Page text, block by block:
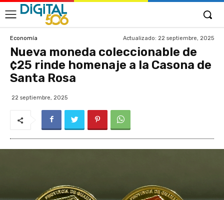
Economía Actualizado: 22 septiembre, 2025
Nueva moneda coleccionable de
¢25 rinde homenaje a la Casona de
Santa Rosa
22 septiembre, 2025